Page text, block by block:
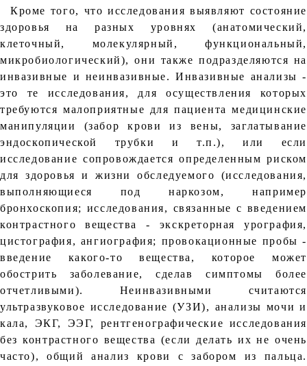
Кроме того, что исследования выявляют состояние
здоровья на разных уровнях (анатомический,
клеточный, молекулярный, функциональный,
микробиологический), они также подразделяются на
инвазивные и неинвазивные. Инвазивные анализы -
это те исследования, для осуществления которых
требуются малоприятные для пациента медицинские
манипуляции (забор крови из вены, заглатывание
эндоскопической трубки и т.п.), или если
исследование сопровождается определенным риском
для здоровья и жизни обследуемого (исследования,
выполняющиеся под наркозом, например
бронхоскопия; исследования, связанные с введением
контрастного вещества - экскреторная урография,
цистография, ангиография; провокационные пробы -
введение какого-то вещества, которое может
обострить заболевание, сделав симптомы более
отчетливыми). Неинвазивными считаются
ультразвуковое исследование (УЗИ), анализы мочи и
кала, ЭКГ, ЭЭГ, рентгенографические исследования
без контрастного вещества (если делать их не очень
часто), общий анализ крови с забором из пальца.